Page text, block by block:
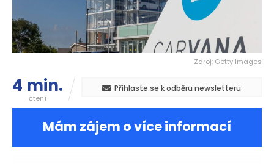
Zdroj: Getty Images
4 min.
čtení
Přihlaste se k odběru newsletteru
Mám zájem o více informací